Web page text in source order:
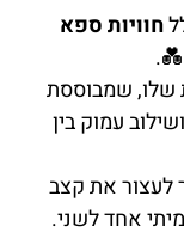
חוויות ספא
שלו, שמבוססת
עמוק בין
לעצור את קצב
אחד לשני.